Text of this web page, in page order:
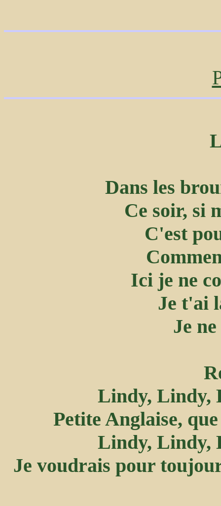
Dans les
Ce soir, si
C'est
Ici je ne
Je t'ai
Je
Lindy, Lindy,
Petite Anglaise,
Lindy, Lindy,
Je voudrais pour